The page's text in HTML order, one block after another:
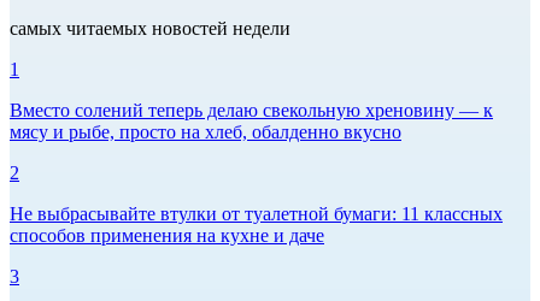
самых читаемых новостей недели
1
Вместо солений теперь делаю свекольную хреновину — к
мясу и рыбе, просто на хлеб, обалденно вкусно
2
Не выбрасывайте втулки от туалетной бумаги: 11 классных
способов применения на кухне и даче
3